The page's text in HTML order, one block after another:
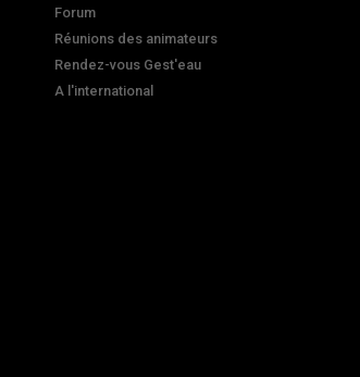
Forum
Réunions des animateurs
Rendez-vous Gest'eau
A l'international